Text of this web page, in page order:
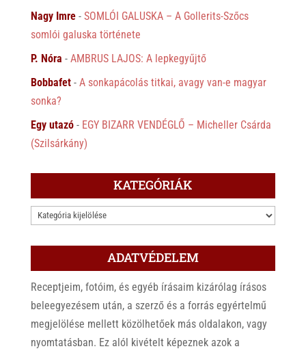
Nagy Imre- SOMLÓI GALUSKA – A Gollerits-Szőcs
somlói galuska története
P. Nóra - AMBRUS LAJOS: A lepkegyűjtő
Bobbafet- A sonkapácolás titkai, avagy van-e magyar
sonka?
Egy utazó- EGY BIZARR VENDÉGLŐ – Micheller Csárda
(Szilsárkány)
KATEGÓRIÁK
KATEGÓRIÁK
ADATVÉDELEM
Receptjeim, fotóim, és egyéb írásaim kizárólag írásos
beleegyezésem után, a szerző és a forrás egyértelmű
megjelölése mellett közölhetőek más oldalakon, vagy
nyomtatásban. Ez alól kivételt képeznek azok a